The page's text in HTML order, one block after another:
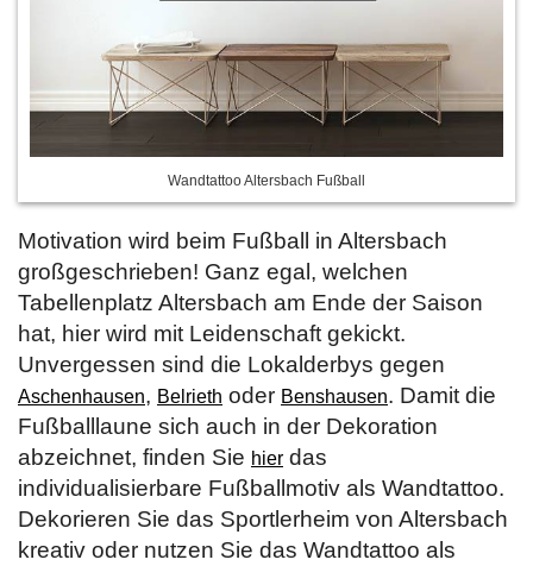
Wandtattoo Altersbach Fußball
Motivation wird beim Fußball in Altersbach
großgeschrieben! Ganz egal, welchen
Tabellenplatz Altersbach am Ende der Saison
hat, hier wird mit Leidenschaft gekickt.
Unvergessen sind die Lokalderbys gegen
Aschenhausen, Belrieth oder Benshausen. Damit die
Fußballlaune sich auch in der Dekoration
abzeichnet, finden Sie hier das
individualisierbare Fußballmotiv als Wandtattoo.
Dekorieren Sie das Sportlerheim von Altersbach
kreativ oder nutzen Sie das Wandtattoo als